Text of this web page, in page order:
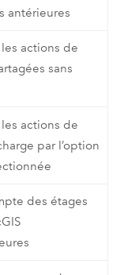
antérieures
actions de
sans
actions de
par l’option
des étages